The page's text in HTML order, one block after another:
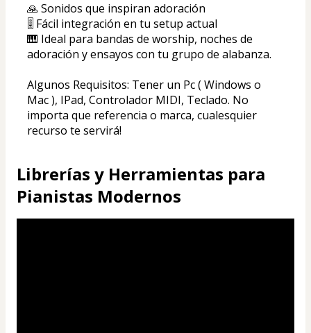
🙏 Sonidos que inspiran adoración
🎚️ Fácil integración en tu setup actual
🎹 Ideal para bandas de worship, noches de
adoración y ensayos con tu grupo de alabanza.
Algunos Requisitos: Tener un Pc ( Windows o
Mac ), IPad, Controlador MIDI, Teclado. No
importa que referencia o marca, cualesquier
recurso te servirá!
Librerías y Herramientas para
Pianistas Modernos